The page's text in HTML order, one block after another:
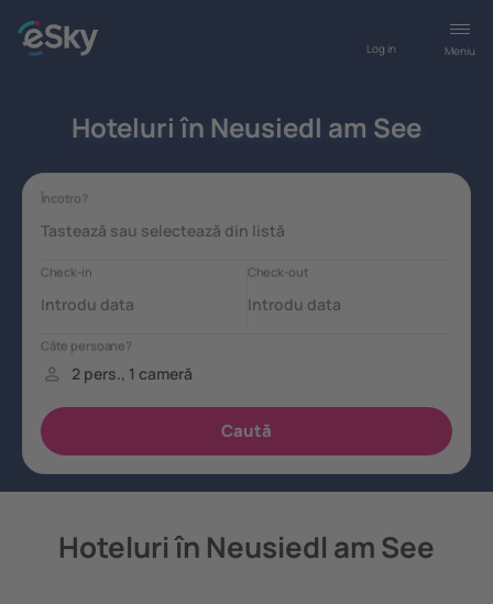
Meniu
Log in
Hoteluri în Neusiedl am See
Hoteluri în Neusiedl am See